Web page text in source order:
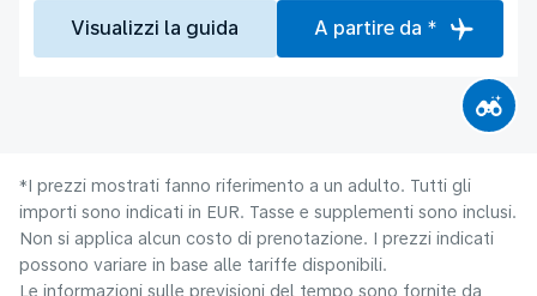
Visualizzi la guida A partire da *
*I prezzi mostrati fanno riferimento a un adulto. Tutti gli
importi sono indicati in EUR. Tasse e supplementi sono inclusi.
Non si applica alcun costo di prenotazione. I prezzi indicati
possono variare in base alle tariffe disponibili.
Le informazioni sulle previsioni del tempo sono fornite da